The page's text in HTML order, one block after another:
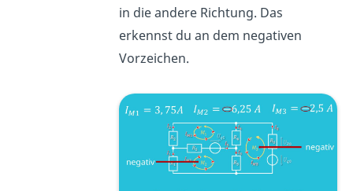
in die andere Richtung. Das
erkennst du an dem negativen
Vorzeichen.